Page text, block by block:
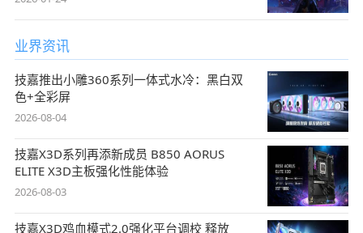
业界资讯
技嘉推出小雕360系列一体式水冷：黑白双
色+全彩屏
2026-08-04
技嘉X3D系列再添新成员 B850 AORUS
ELITE X3D主板强化性能体验
2026-08-03
技嘉X3D鸡血模式2.0强化平台调校 释放